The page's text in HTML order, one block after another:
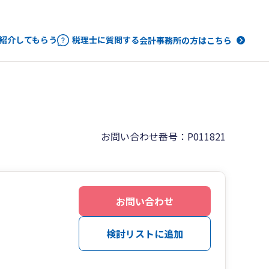
介してもらう 税理士に質問する会計事務所の方はこちら
お問い合わせ番号：P011821
お問い合わせ
検討リストに追加